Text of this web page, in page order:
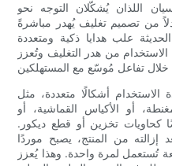
اللذان يُشكّلان التوجه نحو
من تصميم تغليف يُهدر مباشرةً
علب هدايا ذكية ومتعددة
من هدر التغليف وتُعزز
الاستخدام أشكالًا متعددة، مثل
أو الأكياس القماشية، أو
كحاويات تخزين أو قطع ديكور.
إزالته من المنتج، يصبح موردًا
تُستعمل لمرة واحدة. وهذا يُعزز